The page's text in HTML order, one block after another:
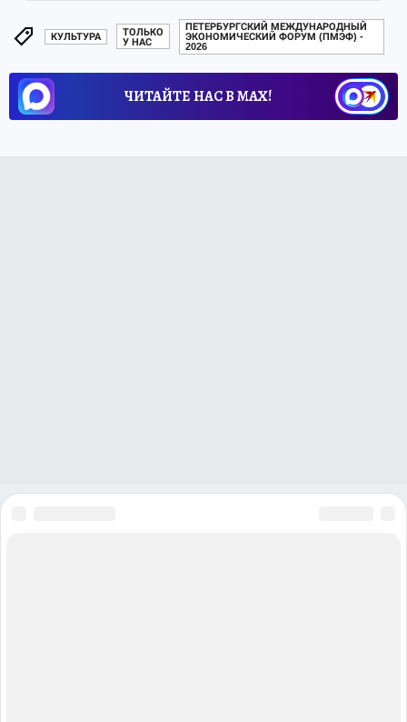
КУЛЬТУРА
ТОЛЬКО
У НАС
ПЕТЕРБУРГСКИЙ МЕЖДУНАРОДНЫЙ
ЭКОНОМИЧЕСКИЙ ФОРУМ (ПМЭФ) -
2026
ЧИТАЙТЕ НАС В МАХ!